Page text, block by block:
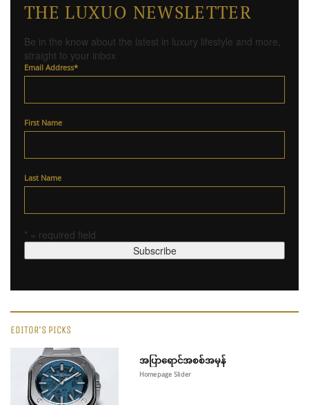
THE LUXUO NEWSLETTER
Be in the know about the latest in luxury lifestyle and more,
straight to your inbox
Email Address*
First Name
Last Name
* = required field
EDITOR'S PICKS
အပြာရောင်အစစ်အမှန်
Homepage Slider